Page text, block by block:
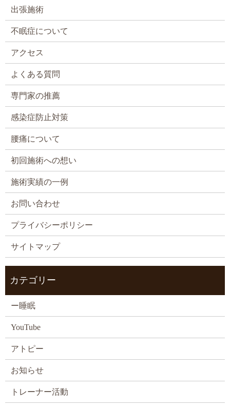
出張施術
不眠症について
アクセス
よくある質問
専門家の推薦
感染症防止対策
腰痛について
初回施術への想い
施術実績の一例
お問い合わせ
プライバシーポリシー
サイトマップ
カテゴリー
ー睡眠
YouTube
アトピー
お知らせ
トレーナー活動